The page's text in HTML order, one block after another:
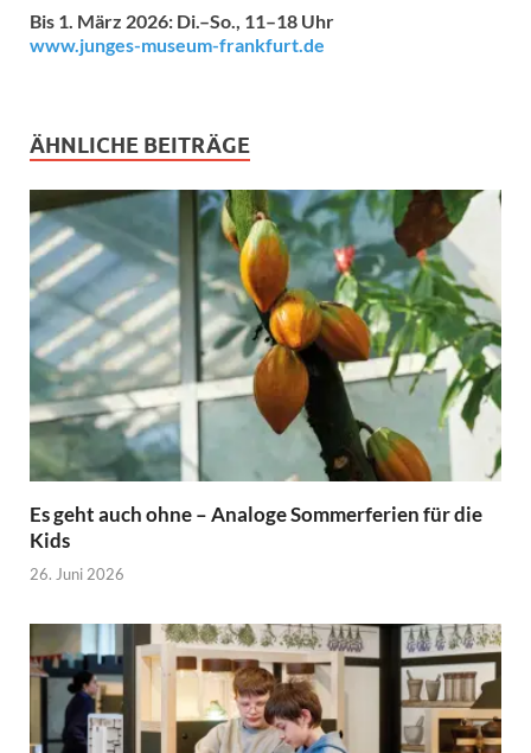
Bis 1. März 2026: Di.–So., 11–18 Uhr
www.junges-museum-frankfurt.de
ÄHNLICHE BEITRÄGE
Es geht auch ohne – Analoge Sommerferien für die
Kids
26. Juni 2026